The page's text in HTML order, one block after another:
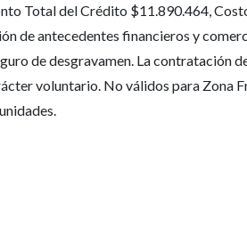
Total del Crédito $11.890.464,
de antecedentes financieros y
de desgravamen. La contratación
voluntario. No válidos para Zona